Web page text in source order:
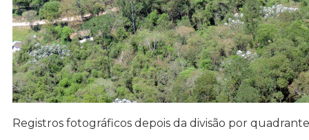
Registros fotográficos depois da divisão por